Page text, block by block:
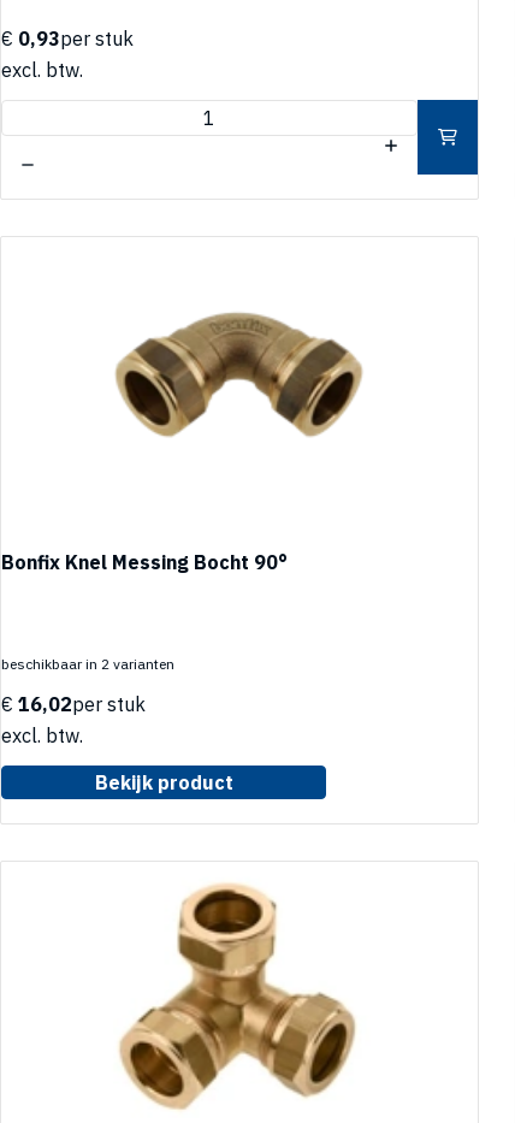
€ 0,93per stuk
excl. btw.
Bonfix Knel Messing Bocht 90°
beschikbaar in 2 varianten
€ 16,02per stuk
excl. btw.
Bekijk product